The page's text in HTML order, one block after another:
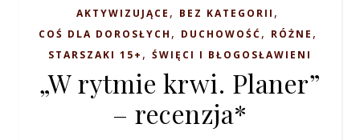
AKTYWIZUJĄCE , BEZ KATEGORII ,
COŚ DLA DOROSŁYCH , DUCHOWOŚĆ , RÓŻNE ,
STARSZAKI 15+ , ŚWIĘCI I BŁOGOSŁAWIENI
„W rytmie krwi. Planer”
– recenzja*